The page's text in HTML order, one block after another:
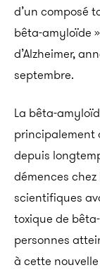
d’un composé
bêta-amyloïde
d’Alzheimer,
septembre.
La bêta-
principalement
depuis
démences chez
scientifiques
toxique de
personnes
à cette